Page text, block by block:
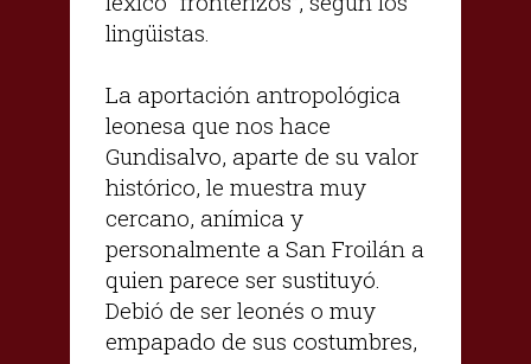
lingüistas.
La aportación antropológica
leonesa que nos hace
Gundisalvo, aparte de su valor
histórico, le muestra muy
cercano, anímica y
personalmente a San Froilán a
quien parece ser sustituyó.
Debió de ser leonés o muy
empapado de sus costumbres,